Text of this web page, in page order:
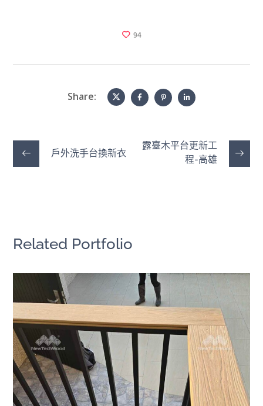
94
Share:
戶外洗手台換新衣
露臺木平台更新工
程-高雄
Related Portfolio
價值選擇｜美新塑木
戶外地板 / 景觀家具